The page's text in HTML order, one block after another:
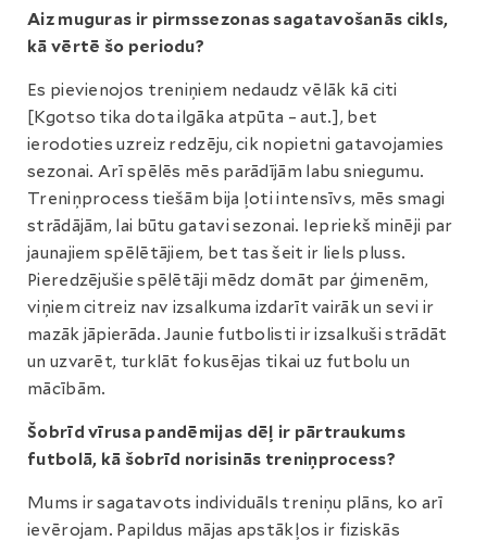
Aiz muguras ir pirmssezonas sagatavošanās cikls,
kā vērtē šo periodu?
Es pievienojos treniņiem nedaudz vēlāk kā citi
[Kgotso tika dota ilgāka atpūta – aut.], bet
ierodoties uzreiz redzēju, cik nopietni gatavojamies
sezonai. Arī spēlēs mēs parādījām labu sniegumu.
Treniņprocess tiešām bija ļoti intensīvs, mēs smagi
strādājām, lai būtu gatavi sezonai. Iepriekš minēji par
jaunajiem spēlētājiem, bet tas šeit ir liels pluss.
Pieredzējušie spēlētāji mēdz domāt par ģimenēm,
viņiem citreiz nav izsalkuma izdarīt vairāk un sevi ir
mazāk jāpierāda. Jaunie futbolisti ir izsalkuši strādāt
un uzvarēt, turklāt fokusējas tikai uz futbolu un
mācībām.
Šobrīd vīrusa pandēmijas dēļ ir pārtraukums
futbolā, kā šobrīd norisinās treniņprocess?
Mums ir sagatavots individuāls treniņu plāns, ko arī
ievērojam. Papildus mājas apstākļos ir fiziskās